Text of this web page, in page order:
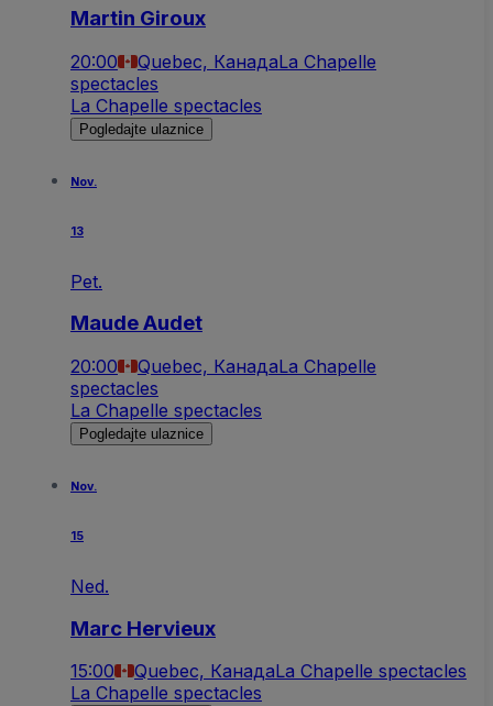
Martin Giroux
20:00 Quebec, КанадаLa Chapelle
spectacles
La Chapelle spectacles
Pogledajte ulaznice
Nov.
13
Pet.
Maude Audet
20:00 Quebec, КанадаLa Chapelle
spectacles
La Chapelle spectacles
Pogledajte ulaznice
Nov.
15
Ned.
Marc Hervieux
15:00 Quebec, КанадаLa Chapelle spectacles
La Chapelle spectacles